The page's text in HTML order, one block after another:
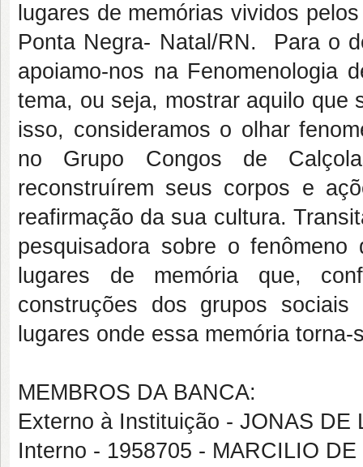
lugares de memórias vividos
Ponta Negra- Natal/RN. Para o
apoiamo-nos na Fenomenologia
tema, ou seja, mostrar aquilo que
isso, consideramos o olhar
no Grupo Congos de
reconstruírem seus corpos e
reafirmação da sua cultura.
pesquisadora sobre o
lugares de memória que,
construções dos grupos
lugares onde essa memória
MEMBROS DA BANCA:
Externo à Instituição - JONAS DE
Interno - 1958705 - MARCILIO